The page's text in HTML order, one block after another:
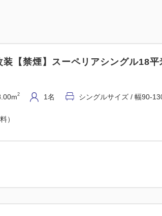
【禁煙】スーペリアシングル18平
2 1名 シングルサイズ / 幅90-
）